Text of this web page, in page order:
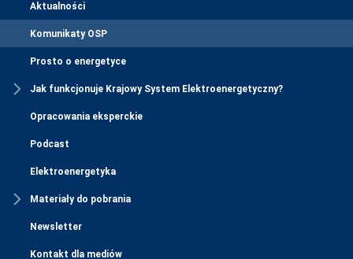
Aktualności
Komunikaty OSP
Prosto o energetyce
Jak funkcjonuje Krajowy System Elektroenergetyczny?
Opracowania eksperckie
Podcast
Elektroenergetyka
Materiały do pobrania
Newsletter
Kontakt dla mediów